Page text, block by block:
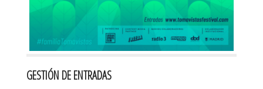
GESTIÓN DE ENTRADAS